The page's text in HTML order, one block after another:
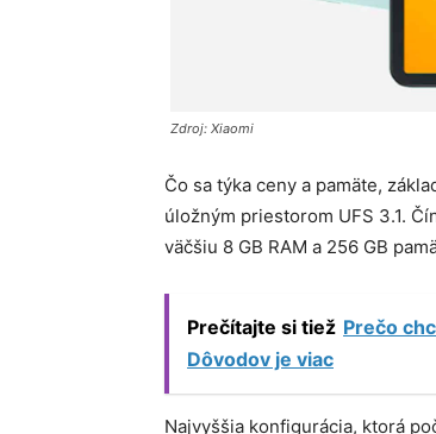
Zdroj: Xiaomi
Čo sa týka ceny a pamäte,
úložným priestorom UFS 3.1.
väčšiu 8 GB RAM a 256 GB
Prečítajte si tiež Prečo
Dôvodov je viac
Najvyššia konfigurácia, ktorá